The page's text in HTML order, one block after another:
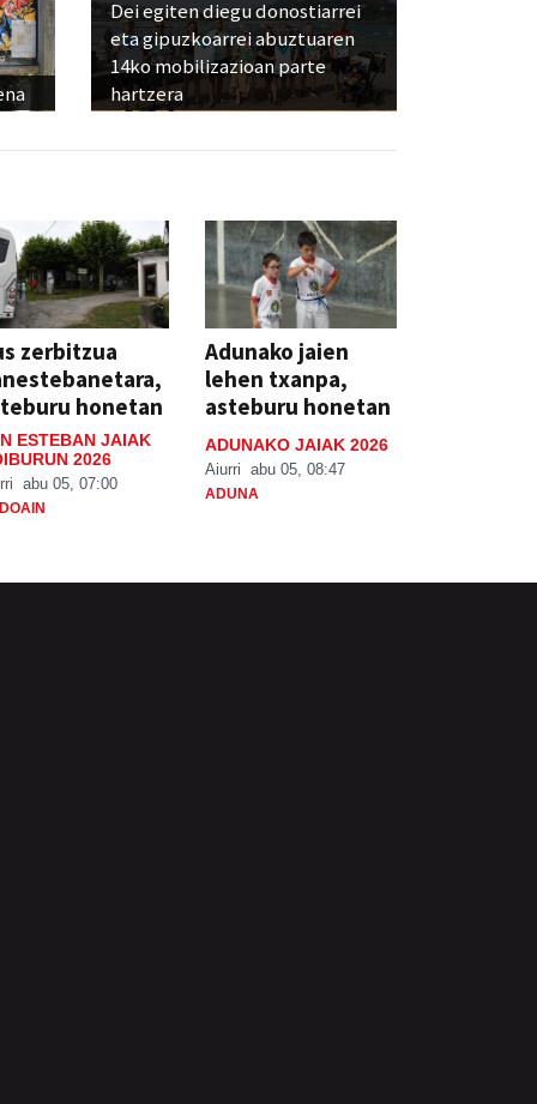
Dei egiten diegu donostiarrei
eta gipuzkoarrei abuztuaren
14ko mobilizazioan parte
hartzera
zerbitzua
honetan
ESTEBAN JAIAK
2026
abu 05, 07:00
Adunako jaien
lehen txanpa,
asteburu honetan
ADUNAKO JAIAK 2026
Aiurri abu 05, 08:47
ADUNA